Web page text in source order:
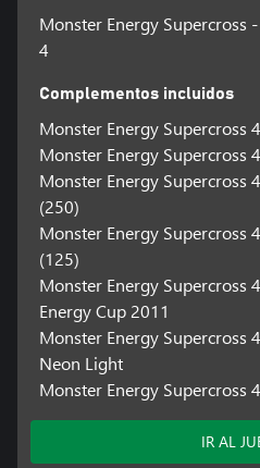
Monster Energy Supercross
4
Complementos incluidos
Monster Energy Supercross
Monster Energy Supercross
Monster Energy Supercross
(250)
Monster Energy Supercross
(125)
Monster Energy Supercross
Energy Cup 2011
Monster Energy Supercross
Neon Light
Monster Energy Supercross
IR AL